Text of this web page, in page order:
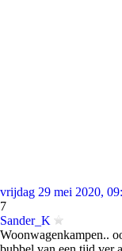
vrijdag 29 mei 2020,
7
Sander_K
Woonwagenkampen..